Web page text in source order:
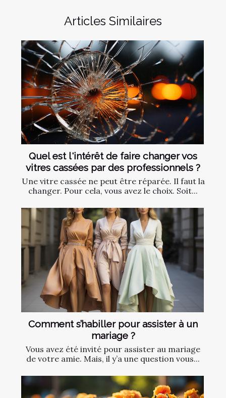
Articles Similaires
Quel est l'intérêt de faire changer vos
vitres cassées par des professionnels ?
Une vitre cassée ne peut être réparée. Il faut la
changer. Pour cela, vous avez le choix. Soit...
Comment s’habiller pour assister à un
mariage ?
Vous avez été invité pour assister au mariage
de votre amie. Mais, il y’a une question vous...